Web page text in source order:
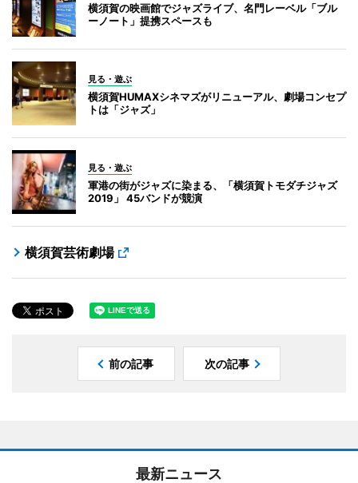
横須賀の映画館でジャズライブ、名門レーベル「ブル
ーノート」提携スペースも
見る・遊ぶ
横須賀HUMAXシネマズがリニューアル、劇場コンセプ
トは「ジャズ」
見る・遊ぶ
軍港の街がジャズに染まる、「横須賀トモダチジャズ
2019」 45バンドが競演
横須賀芸術劇場
前の記事 次の記事
最新ニュース